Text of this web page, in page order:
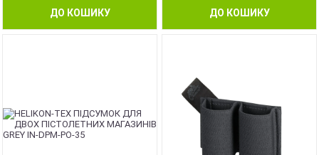
ДО КОШИКУ ДО КОШИКУ